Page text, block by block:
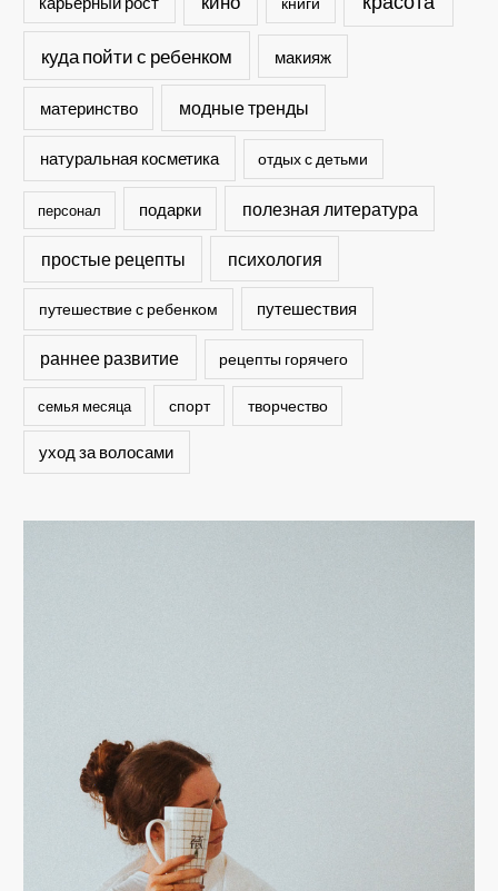
куда пойти с ребенком макияж
материнство модные тренды
натуральная косметика отдых с детьми
персонал подарки полезная литература
простые рецепты психология
путешествие с ребенком путешествия
раннее развитие рецепты горячего
семья месяца спорт творчество
уход за волосами